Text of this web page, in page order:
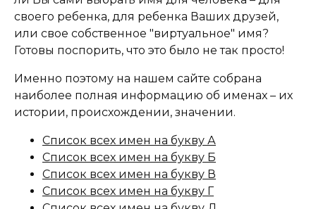
своего ребенка, для ребенка Ваших друзей,
или свое собственное "виртуальное" имя?
Готовы поспорить, что это было не так просто!
Именно поэтому на нашем сайте собрана
наиболее полная информацию об именах – их
истории, происхождении, значении.
Список всех имен на букву А
Список всех имен на букву Б
Список всех имен на букву В
Список всех имен на букву Г